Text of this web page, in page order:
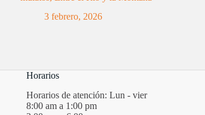
3 febrero, 2026
Horarios
Horarios de atención: Lun - vier
8:00 am a 1:00 pm